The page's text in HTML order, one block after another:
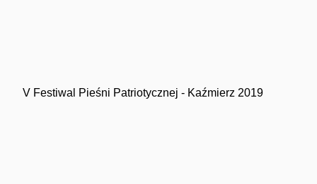
V Festiwal Pieśni Patriotycznej - Kaźmierz 2019